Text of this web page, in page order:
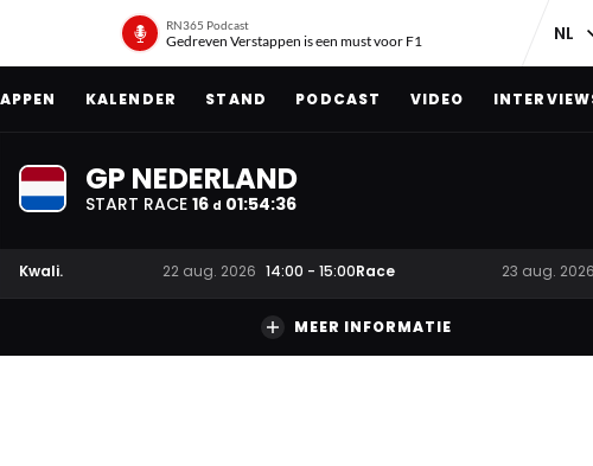
RN365 Podcast
Gedreven Verstappen is een must voor F1
KALENDER STAND PODCAST VIDEO
GP NEDERLAND
START RACE 16 d 01:54:35
Kwali. 22 aug. 2026 14:00 - 15:00Race 23 aug. 2026
MEER INFORMATIE